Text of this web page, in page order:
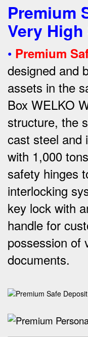
Premium
Very
• Premium
designed and
assets in the
Box WELKO
structure, the
cast steel and
with 1,000
safety hinges
interlocking
key lock with
handle for
possession of
documents.